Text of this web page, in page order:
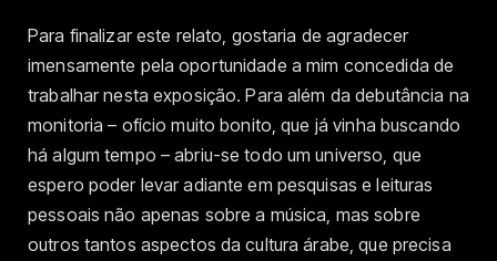
Para finalizar este relato, gostaria de agradecer
imensamente pela oportunidade a mim concedida de
trabalhar nesta exposição. Para além da debutância na
monitoria – ofício muito bonito, que já vinha buscando
há algum tempo – abriu-se todo um universo, que
espero poder levar adiante em pesquisas e leituras
pessoais não apenas sobre a música, mas sobre
outros tantos aspectos da cultura árabe, que precisa